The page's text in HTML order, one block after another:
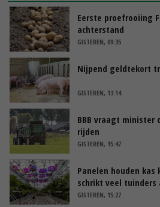
Eerste proefrooiing
achterstand
GISTEREN, 09:35
Nijpend geldtekort
GISTEREN, 13:14
BBB vraagt
rijden
GISTEREN, 15:47
Panelen houden kas
schrikt veel tuinders
GISTEREN, 15:27